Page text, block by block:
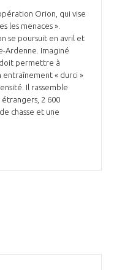
Orion, qui vise
les menaces ».
se poursuit en avril et
Ardenne. Imaginé
permettre à
entraînement « durci »
Il rassemble
2 600
chasse et une